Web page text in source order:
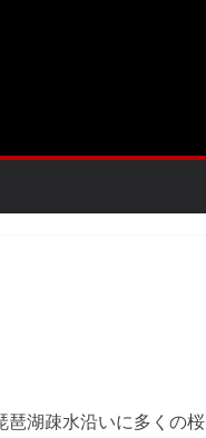
琶湖疎水沿いに多くの桜